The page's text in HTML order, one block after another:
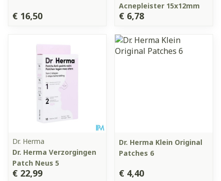
€ 16,50
Acnepleister 15x12mm
€ 6,78
Dr. Herma
Dr. Herma Verzorgingen
Patch Neus 5
€ 22,99
Dr. Herma Klein Original
Patches 6
€ 4,40